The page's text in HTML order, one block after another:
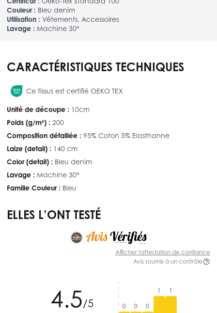
Couleur : Bleu denim
Utilisation : Vêtements, Accessoires
Lavage : Machine 30°
CARACTÉRISTIQUES TECHNIQUES
Ce tissus est certifié OEKO TEX
Unité de découpe : 10cm
Poids (g/m²) : 200
Composition détaillée : 95% Coton 5% Elasthanne
Laize (detail) : 140 cm
Color (detail) : Bleu denim
Lavage : Machine 30°
Famille Couleur : Bleu
ELLES L’ONT TESTÉ
Afficher l'attestation de confiance
Avis soumis à un contrôle
4.5/5 0 0 0
1 1